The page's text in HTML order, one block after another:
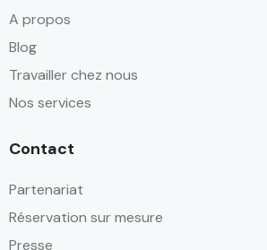
A propos
Blog
Travailler chez nous
Nos services
Contact
Partenariat
Réservation sur mesure
Presse